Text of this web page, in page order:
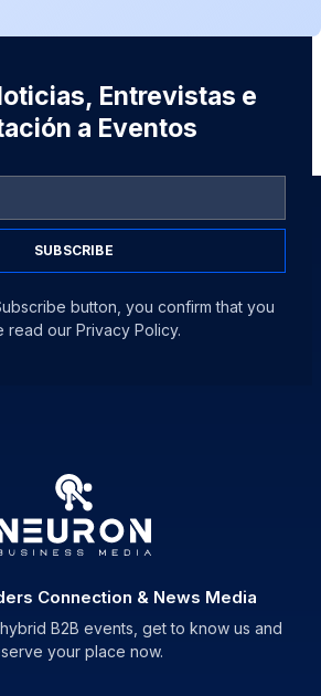
Entrevistas e
a Eventos
SUBSCRIBE
button, you confirm that you
read our Privacy Policy.
Connection & News Media
B2B events, get to know us and
your place now.